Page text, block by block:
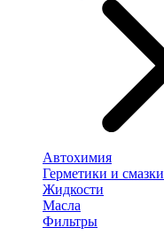
Автохимия
Герметики и смазки
Жидкости
Масла
Фильтры